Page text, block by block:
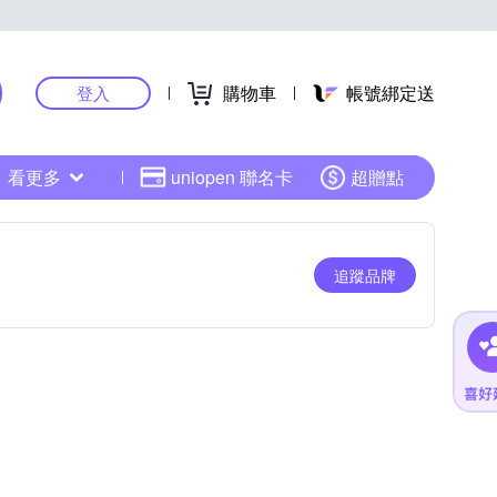
登入 購物車 帳號綁定送
看更多 uniopen 聯名卡 超贈點
追蹤品牌